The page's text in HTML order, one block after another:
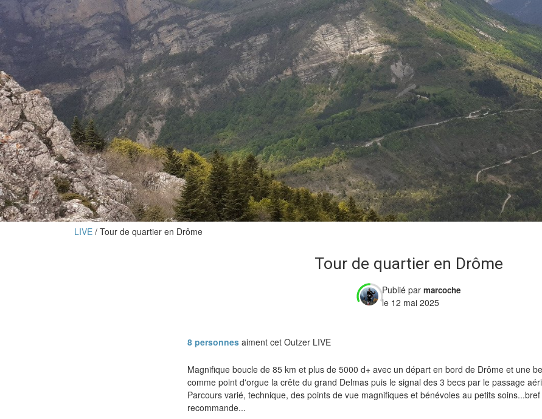
LIVE Tour de quartier en Drôme
Tour de quartier en Drôme
Publié par marcoche
le 12 mai 2025
8 personnes aiment cet Outzer LIVE
Magnifique boucle de 85 km et plus de 5000 d+ avec un départ en bord de Drôme et une
comme point d'orgue la crête du grand Delmas puis le signal des 3 becs par le passage
Parcours varié, technique, des points de vue magnifiques et bénévoles au petits
recommande...